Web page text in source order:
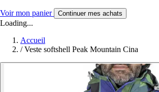
Voir mon panier Continuer mes achats
Loading...
Accueil
/ Veste softshell Peak Mountain Cina